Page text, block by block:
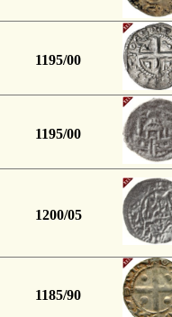
1195/00
1195/00
1200/05
1185/90